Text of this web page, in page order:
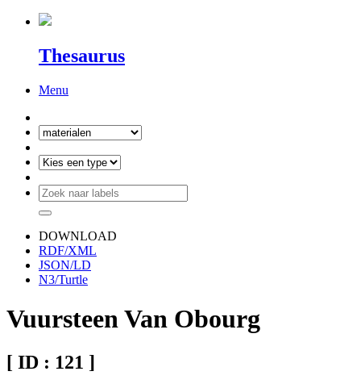
Thesaurus
Menu
DOWNLOAD
RDF/XML
JSON/LD
N3/Turtle
Vuursteen Van Obourg
[ ID : 121 ]